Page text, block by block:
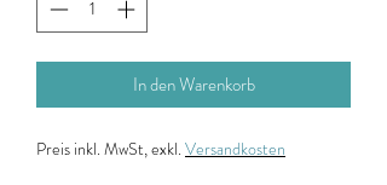
In den Warenkorb
Preis inkl. MwSt, exkl. Versandkosten